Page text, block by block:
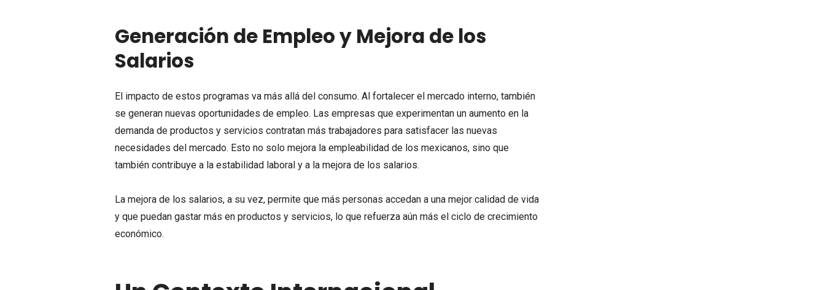
Generación de Empleo y Mejora de los
Salarios
El impacto de estos programas va más allá del consumo. Al fortalecer el mercado interno, también
se generan nuevas oportunidades de empleo. Las empresas que experimentan un aumento en la
demanda de productos y servicios contratan más trabajadores para satisfacer las nuevas
necesidades del mercado. Esto no solo mejora la empleabilidad de los mexicanos, sino que
también contribuye a la estabilidad laboral y a la mejora de los salarios.
La mejora de los salarios, a su vez, permite que más personas accedan a una mejor calidad de vida
y que puedan gastar más en productos y servicios, lo que refuerza aún más el ciclo de crecimiento
económico.